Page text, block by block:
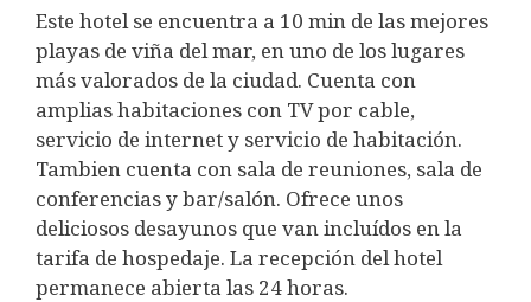
Este hotel se encuentra a 10 min de las mejores
playas de viña del mar, en uno de los lugares
más valorados de la ciudad. Cuenta con
amplias habitaciones con TV por cable,
servicio de internet y servicio de habitación.
Tambien cuenta con sala de reuniones, sala de
conferencias y bar/salón. Ofrece unos
deliciosos desayunos que van incluídos en la
tarifa de hospedaje. La recepción del hotel
permanece abierta las 24 horas.